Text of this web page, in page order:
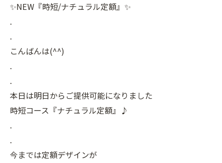
✨️NEW『時短/ナチュラル定額』✨
.
.
こんばんは(^^)
.
.
本日は明日からご提供可能になりました
時短コース『ナチュラル定額』♪
.
.
今までは定額デザインが